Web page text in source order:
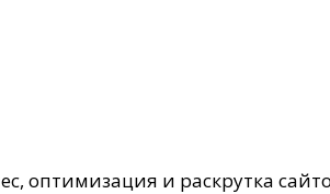
оптимизация и раскрутка